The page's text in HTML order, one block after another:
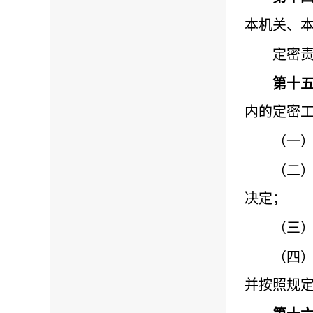
本机关、
定密
第十
内的定密
（一
（二
决定；
（三
（四
并按照规